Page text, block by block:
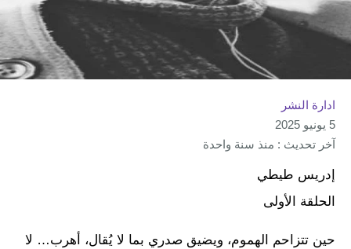
ادارة النشر
5 يونيو 2025
آخر تحديث : منذ سنة واحدة
إدريس طيطي
الحلقة الأولى
حين تتزاحم الهموم، ويضيق صدري بما لا يُقال، أهرب… لا